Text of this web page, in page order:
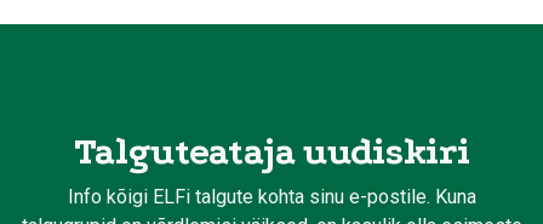
Talguteataja uudiskiri
Info kõigi ELFi talgute kohta sinu e-postile. Kuna